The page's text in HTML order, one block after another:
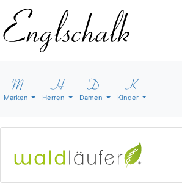
Marken Herren Damen Kinder